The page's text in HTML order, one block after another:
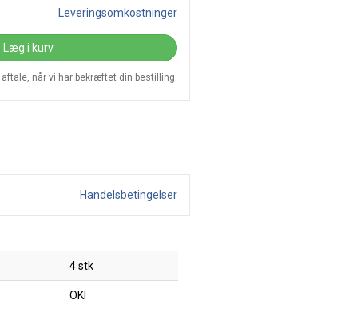
Leveringsomkostninger
Læg i kurv
når vi har bekræftet din bestilling.
Handelsbetingelser
4 stk
OKI